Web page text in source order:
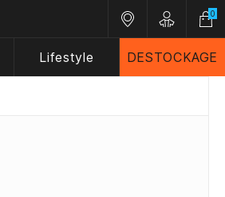
Nos magasins
Customer
0
Lifestyle DESTOCKAGE